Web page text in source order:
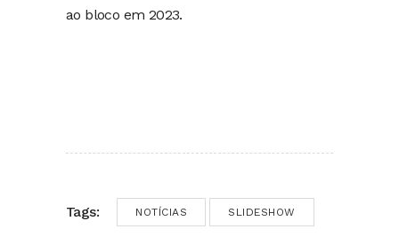
ao bloco em 2023.
Tags: NOTÍCIAS SLIDESHOW